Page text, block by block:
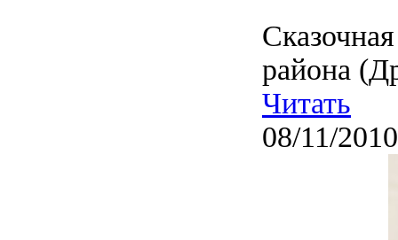
района
Читать
08/11/